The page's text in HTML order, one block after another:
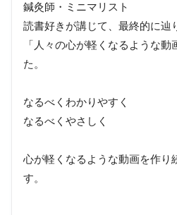
鍼灸師・ミニマリスト
読書好きが講じて、最終的に辿
「人々の心が軽くなるような
た。
なるべくわかりやすく
なるべくやさしく
心が軽くなるような動画を作り
す。